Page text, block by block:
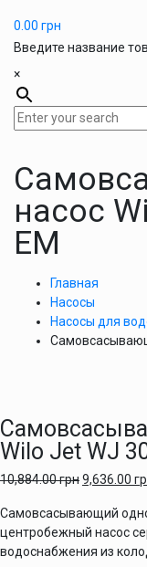
0.00 грн
Введите название
×
насос
EM
Главная
Насосы
Насосы для
Wilo Jet WJ
10,884.00грн9,636.00
Самовсасывающий
центробежный насос
водоснабжения из